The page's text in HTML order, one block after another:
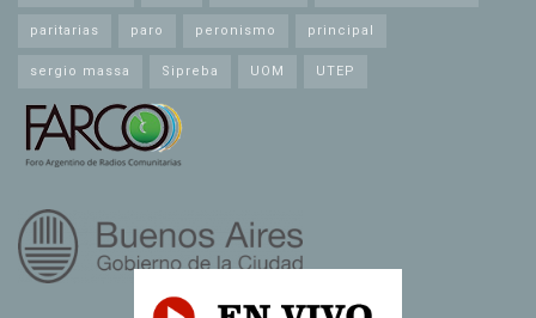
paritarias paro peronismo principal
sergio massa Sipreba UOM UTEP